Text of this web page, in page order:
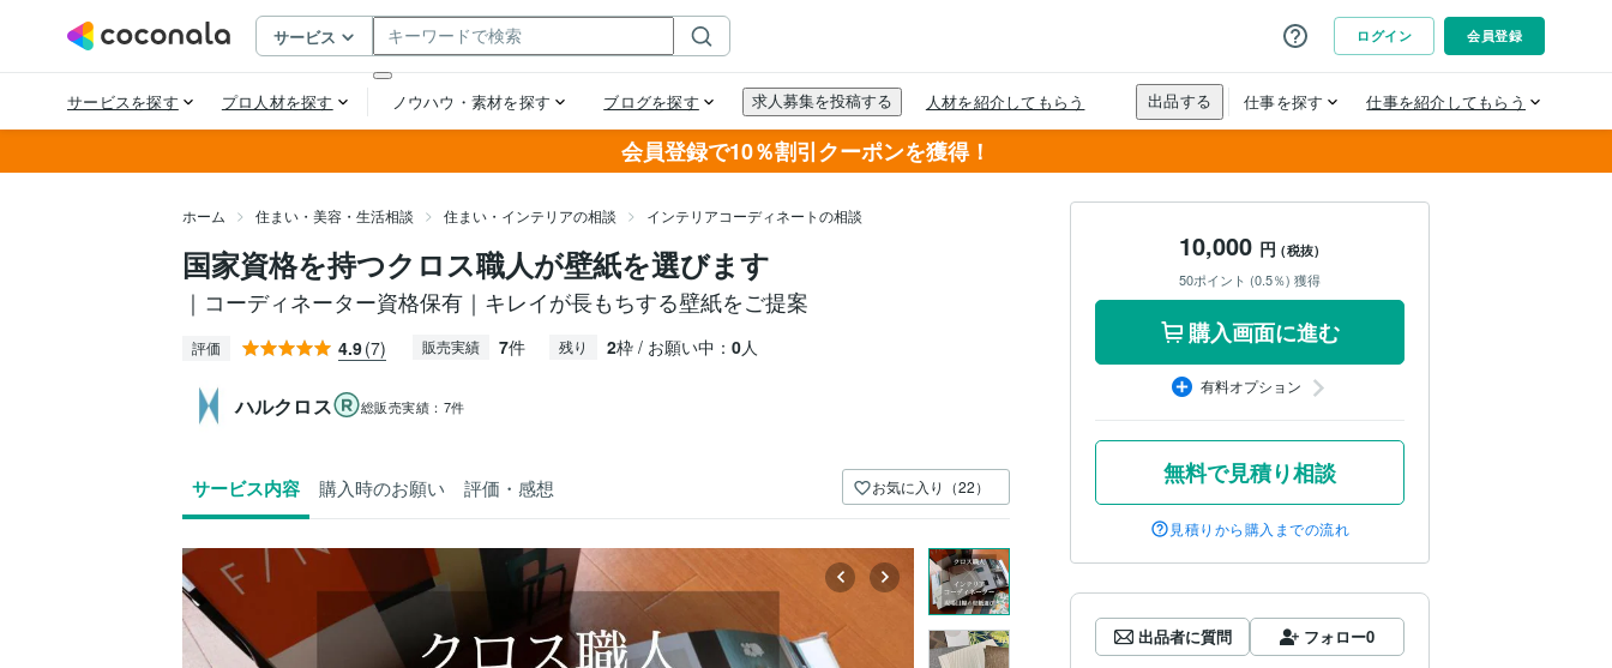
会員登録で10％割引クーポンを獲得！
ホーム 住まい・美容・生活相談 住まい・インテリアの相談 インテリアコーディネートの相談
国家資格を持つクロス職人が壁紙を選びます
｜コーディネーター資格保有｜キレイが長もちする壁紙をご提案
評価 4.9(7) 販売実績 7件 残り 2枠 / お願い中： 0人
ハルクロス 総販売実績： 7件
サービス内容 購入時のお願い 評価・感想 お気に入り（22）
10,000 円(税抜)
50ポイント (0.5％) 獲得
購入画面に進む
有料オプション
無料で見積り相談
見積りから購入までの流れ
出品者に質問 フォロー0